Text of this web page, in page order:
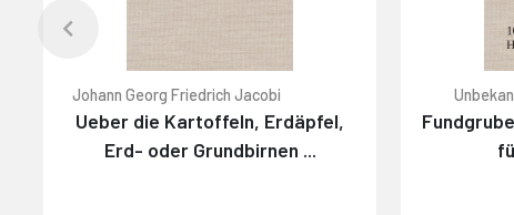
Johann Georg Friedrich Jacobi
Ueber die Kartoffeln, Erdäpfel,
Erd- oder Grundbirnen ...